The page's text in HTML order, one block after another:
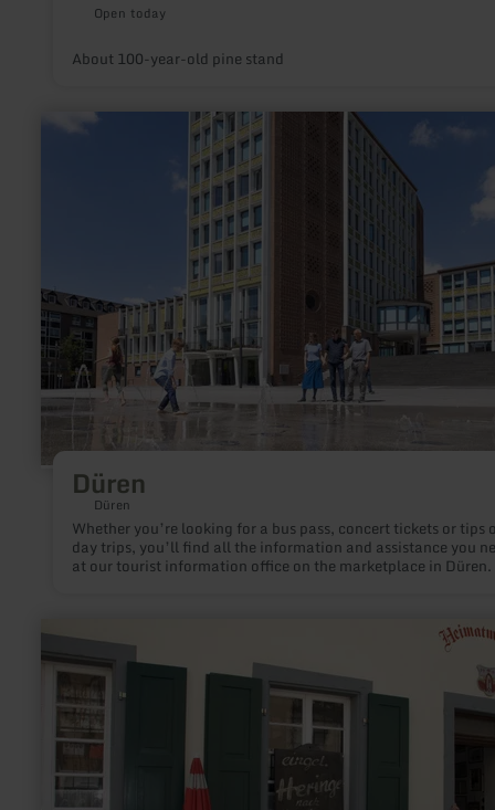
Open today
About 100-year-old pine stand
Düren
Düren
Whether you’re looking for a bus pass, concert tickets or tips
day trips, you’ll find all the information and assistance you
at our tourist information office on the marketplace in Düren.
more
about:
Erlebnismuseum
Münstermaifeld